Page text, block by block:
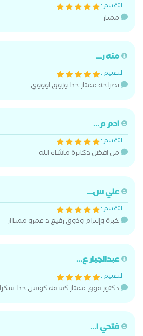
التقييم :
ممتاز
منه ر...
التقييم :
بصراحه ممتاز جدا وزوق اوووي
ادم م...
التقييم :
من افضل دكاترة ماشاء الله
علي س...
التقييم :
خبرة وإلتزام وذوق رفيع د عمرو ممتاااز
عبدالجبار ع...
التقييم :
دكتور فوق ممتاز كشفه كويس جدا
فتحي ا...